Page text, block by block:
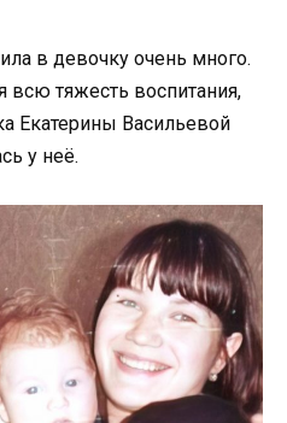
в девочку очень много.
всю тяжесть воспитания,
Екатерины Васильевой
у неё.